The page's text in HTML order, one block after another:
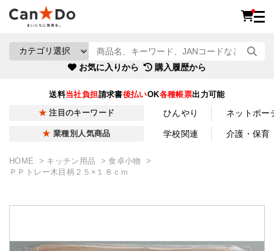
お気に入りから 購入履歴から
送料当社負担請求書後払いOK各種帳票出力可能
注目のキーワード ひんやり ネットポー
業種別人気商品 学校関連 介護・保育
HOME キッチン用品
食卓小物
ＰＰトレー木目柄２５×１８ｃｍ